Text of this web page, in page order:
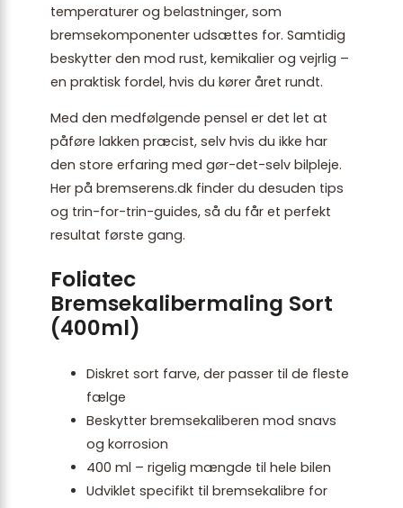
temperaturer og belastninger, som
bremsekomponenter udsættes for. Samtidig
beskytter den mod rust, kemikalier og vejrlig –
en praktisk fordel, hvis du kører året rundt.
Med den medfølgende pensel er det let at
påføre lakken præcist, selv hvis du ikke har
den store erfaring med gør-det-selv bilpleje.
Her på bremserens.dk finder du desuden tips
og trin-for-trin-guides, så du får et perfekt
resultat første gang.
Foliatec
Bremsekalibermaling Sort
(400ml)
Diskret sort farve, der passer til de fleste
fælge
Beskytter bremsekaliberen mod snavs
og korrosion
400 ml – rigelig mængde til hele bilen
Udviklet specifikt til bremsekalibre for